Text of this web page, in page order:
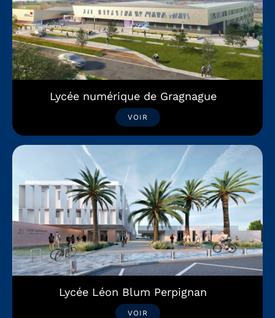
Lycée numérique de Gragnague
VOIR
Lycée Léon Blum Perpignan
VOIR